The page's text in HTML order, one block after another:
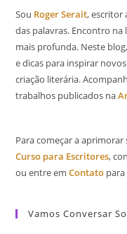
Sou Roger Serait, escritor
das palavras. Encontro
mais profunda. Neste
e dicas para inspirar
criação literária.
trabalhos publicados na
Para começar a
Curso para Escritores,
ou entre emContato
Vamos Conversar